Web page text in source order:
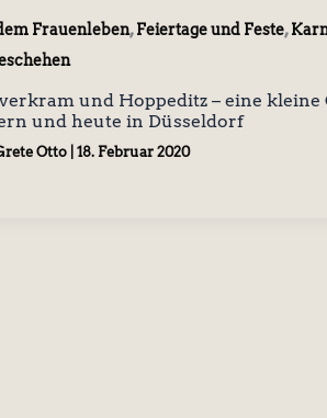
Frauenleben,Feiertage und Feste,
und Hoppeditz – eine kleine
und heute in Düsseldorf
Otto 18. Februar 2020